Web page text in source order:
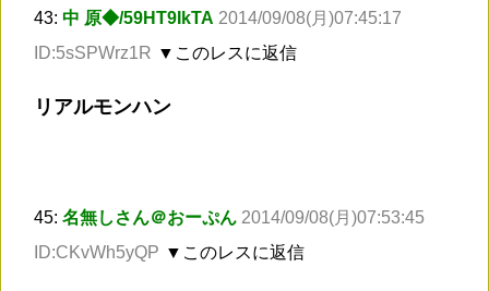
43: 中 原◆/59HT9IkTA 2014/09/08(月)07:45:17
ID:5sSPWrz1R ▼このレスに返信
リアルモンハン
45: 名無しさん＠おーぷん 2014/09/08(月)07:53:45
ID:CKvWh5yQP ▼このレスに返信